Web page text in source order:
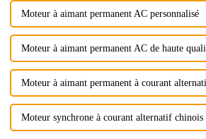
Moteur à aimant permanent AC personnalisé
Moteur à aimant permanent AC de haute
Moteur à aimant permanent à courant
Moteur synchrone à courant alternatif chinois